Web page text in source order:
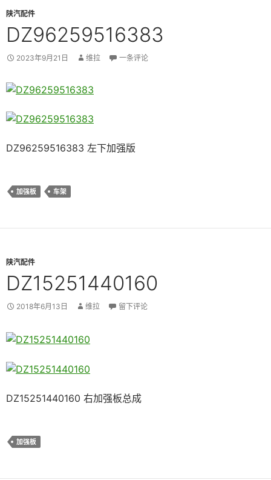
陕汽配件
DZ96259516383
2023年9月21日 维拉 一条评论
DZ96259516383 左下加强版
加强板 车架
陕汽配件
DZ15251440160
2018年6月13日 维拉 留下评论
DZ15251440160 右加强板总成
加强板